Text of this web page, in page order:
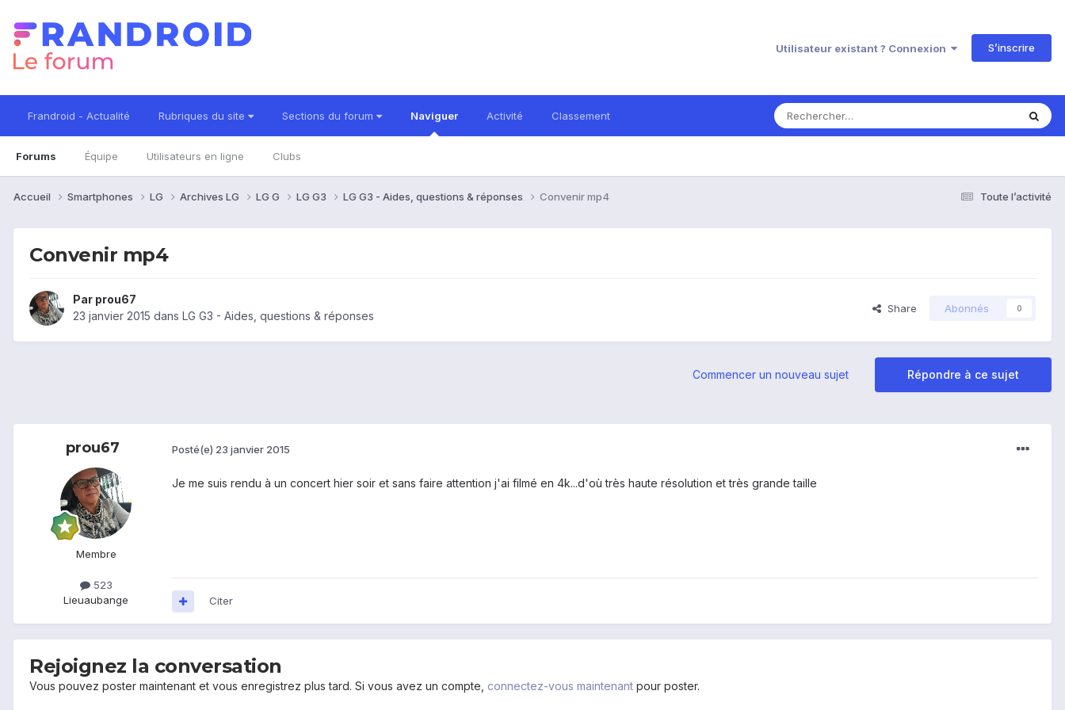
Utilisateur existant ? Connexion S’inscrire
Frandroid - Actualité Rubriques du site Sections du forum Naviguer
Forums Équipe Utilisateurs en ligne Clubs
Activité Classement
Toute l’activité
Accueil Smartphones LG Archives LG LG G LG G3 LG G3 - Aides, questions & réponses Convenir mp4
Convenir mp4
Par prou67
23 janvier 2015 dans LG G3 - Aides, questions & réponses
Share Abonnés 0
Répondre à ce sujet
Commencer un nouveau sujet
prou67
Membre
523
Lieuaubange
Posté(e) 23 janvier 2015
Je me suis rendu à un concert hier soir et sans faire attention j'ai filmé en 4k...d'où très haute résolution et très grande taille
Citer
Rejoignez la conversation
Vous pouvez poster maintenant et vous enregistrez plus tard. Si vous avez un compte, connectez-vous maintenant pour poster.